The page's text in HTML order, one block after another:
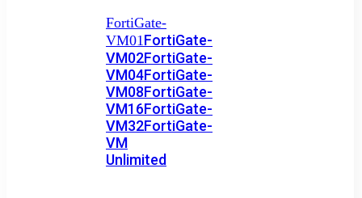
FortiGate-
VM01FortiGate-
VM02FortiGate-
VM04FortiGate-
VM08FortiGate-
VM16FortiGate-
VM32FortiGate-
VM
Unlimited